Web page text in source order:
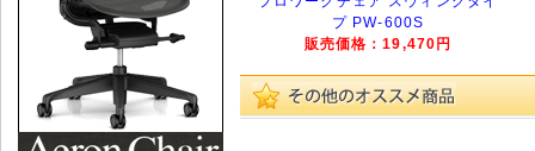
プ PW-600S
販売価格：19,470円